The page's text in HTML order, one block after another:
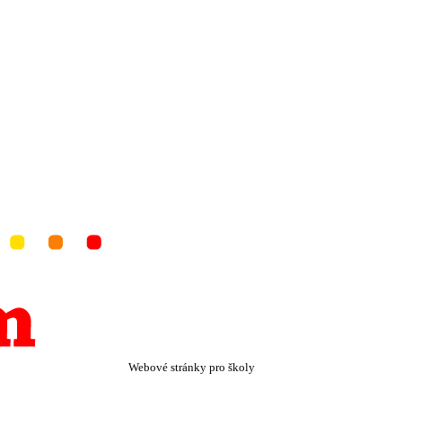
Dvorského 33
Webové stránky pro školy